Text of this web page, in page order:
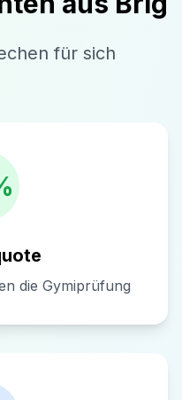
für sich
die Gymiprüfung